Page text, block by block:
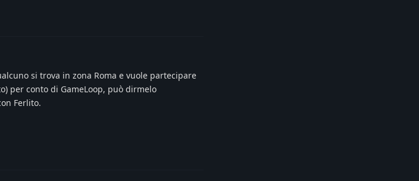
si trova in zona Roma e vuole partecipare
per conto di GameLoop, può dirmelo
Ferlito.